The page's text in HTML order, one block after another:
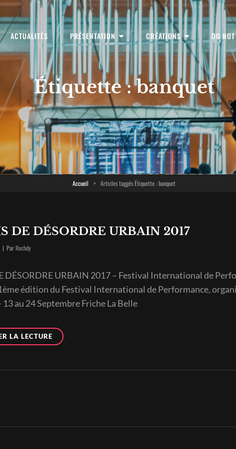
ACTUALITÉS PRÉSENTATION CRÉATIONS DO
Étiquette :banquet
Accueil > Articles taggésÉtiquette :banquet
DE DÉSORDRE URBAIN 2017
| ParByline
Rochdy
DÉSORDRE URBAIN 2017 – Festival International de
édition du Festival International de Performance,
13 au 24 Septembre Friche La Belle
LA LECTUREPRÉAVIS
DE